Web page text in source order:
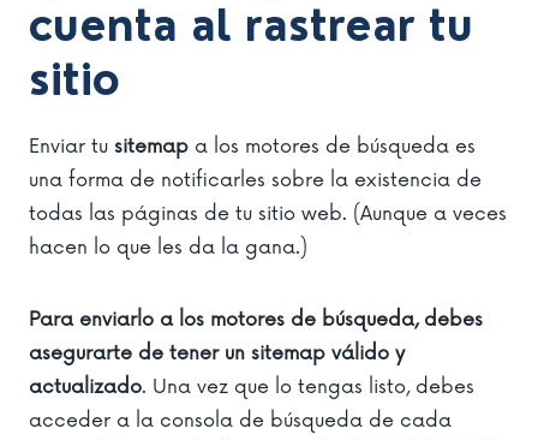
cuenta al rastrear tu
sitio
Enviar tu sitemap a los motores de búsqueda es
una forma de notificarles sobre la existencia de
todas las páginas de tu sitio web. (Aunque a veces
hacen lo que les da la gana.)
Para enviarlo a los motores de búsqueda, debes
asegurarte de tener un sitemap válido y
actualizado. Una vez que lo tengas listo, debes
acceder a la consola de búsqueda de cada